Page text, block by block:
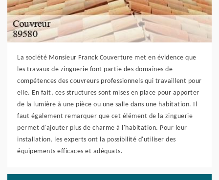
La société Monsieur Franck Couverture met en évidence que
les travaux de zinguerie font partie des domaines de
compétences des couvreurs professionnels qui travaillent pour
elle. En fait, ces structures sont mises en place pour apporter
de la lumière à une pièce ou une salle dans une habitation. Il
faut également remarquer que cet élément de la zinguerie
permet d'ajouter plus de charme à l'habitation. Pour leur
installation, les experts ont la possibilité d'utiliser des
équipements efficaces et adéquats.